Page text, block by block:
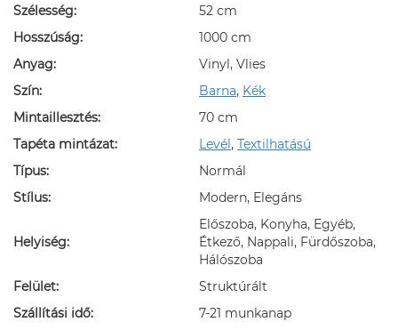
Szélesség:
52 cm
Hosszúság:
1000 cm
Anyag:
Vinyl, Vlies
Szín:
Barna, Kék
Mintaillesztés:
70 cm
Tapéta mintázat:
Levél, Textilhatású
Típus:
Normál
Stílus:
Modern, Elegáns
Helyiség:
Előszoba, Konyha, Egyéb,
Étkező, Nappali, Fürdőszoba,
Hálószoba
Felület:
Struktúrált
Szállítási idő:
7-21 munkanap